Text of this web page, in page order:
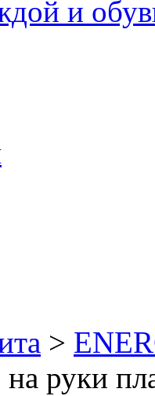
и
>
руки